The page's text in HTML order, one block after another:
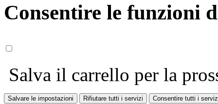
Consentire le funzioni
Salva il carrello per la
Salvare le impostazioni Rifiutare tutti i servizi Consentire tutti i